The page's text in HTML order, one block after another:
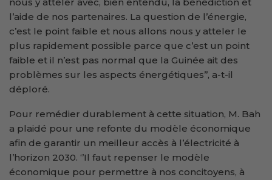
l’aide de nos partenaires. La question de l’énergie,
c’est le point faible et nous allons nous y atteler le
plus rapidement possible parce que c’est un point
faible et il n’est pas normal que la Guinée ait des
problèmes sur les aspects énergétiques’’, a-t-il
déploré.
Pour remédier durablement à cette situation, M. Bah
a plaidé pour une refonte du modèle économique
afin de garantir un meilleur accès à l’électricité à
l’horizon 2030. ‘’Il faut repenser le modèle
économique pour permettre à nos concitoyens, à